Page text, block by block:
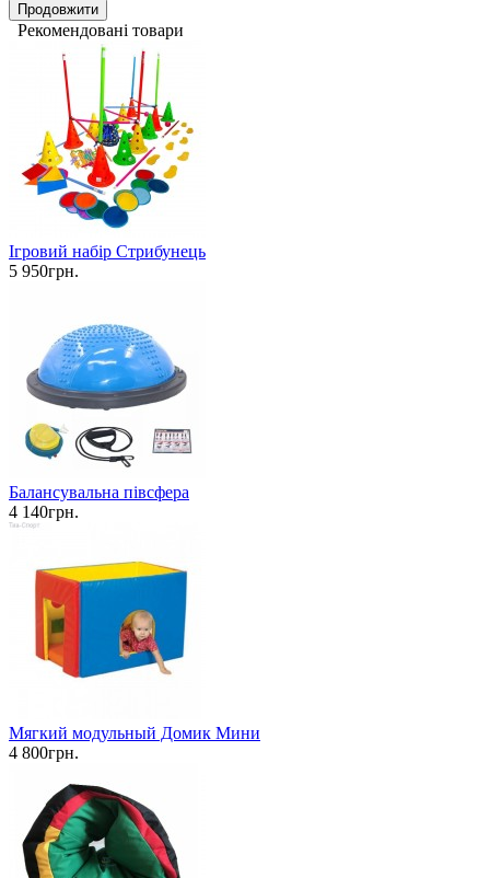
Продовжити
Рекомендовані товари
Ігровий набір Стрибунець
5 950грн.
Балансувальна півсфера
4 140грн.
Мягкий модульный Домик Мини
4 800грн.